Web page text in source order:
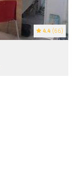
4.4 (66)